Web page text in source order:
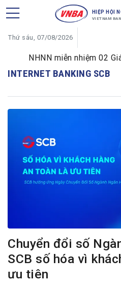
HIỆP HỘI
VIETNAM
Thứ sáu, 07/08/2026
NHNN miễn nhiệm 02
INTERNET BANKING SCB
Chuyển đổi số
SCB số hóa vì
ưu tiên